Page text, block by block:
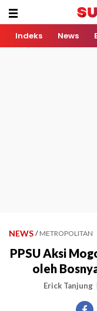
Indeks News
NEWS / METROPOLITAN
PPSU Aksi
oleh
Erick Tanjung